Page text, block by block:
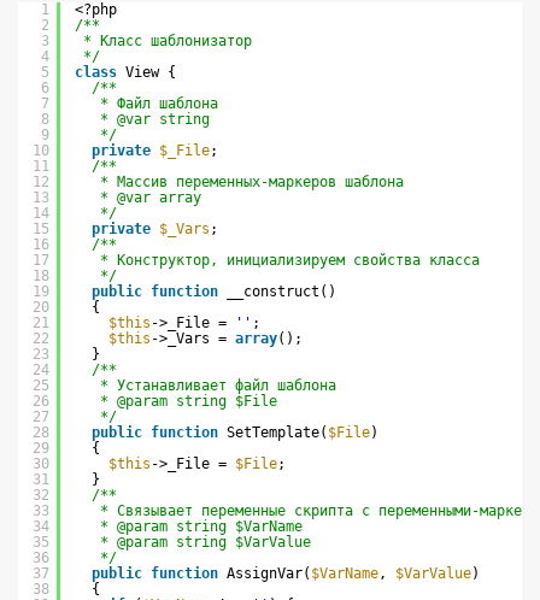
1
2
3
4
5
6
7
8
9
10
11
12
13
14
15
16
17
18
19
20
21
22
23
24
25
26
27
28
29
30
31
32
33
34
35
36
37
38
<?php
/**
* Класс шаблонизатор
*/
class View {
/**
* Файл шаблона
* @var string
*/
private $_File;
/**
* Массив переменных-маркеров шаблона
* @var array
*/
private $_Vars ;
/**
* Конструктор, инициализируем свойства класса
*/
public function
__construct()
{
$this ->_File = '' ;
$this ->_Vars = array();
}
/**
* Устанавливает файл шаблона
* @param string $File
*/
public function SetTemplate( $File)
{
$this ->_File = $File;
}
/**
* Связывает переменные скрипта с переменными-
* @param string $VarName
* @param string $VarValue
*/
public function AssignVar( $VarName, $VarValue)
{